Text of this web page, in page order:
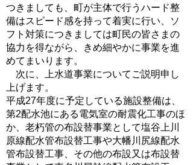
つきましても、町が主体で行うハード整
備はスピード感を持って着実に行い、ソ
フト対策につきましては町民の皆さまの
協力を得ながら、きめ細やかに事業を進
めてまいります。
次に、上水道事業についてご説明申し
上げます。
平成27年度に予定している施設整備は、
第2配水池にある電気室の耐震化工事のほ
か、老朽管の布設替事業として塩谷上川
原線配水管布設替工事や大幡川尻線配水
管布設替工事、その他の布設又は布設替